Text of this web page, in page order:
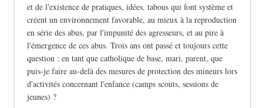
et de l'existence de pratiques, idées, tabous qui font système et
créent un environnement favorable, au mieux à la reproduction
en série des abus, par l'impunité des agresseurs, et au pire à
l'émergence de ces abus. Trois ans ont passé et toujours cette
question : en tant que catholique de base, mari, parent, que
puis-je faire au-delà des mesures de protection des mineurs lors
d'activités concernant l'enfance (camps scouts, sessions de
jeunes) ?